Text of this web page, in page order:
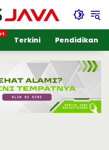
Terkini Pendidikan